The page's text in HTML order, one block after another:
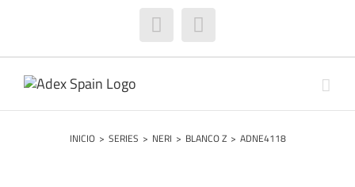
Facebook
INICIO > SERIES > NERI > BLANCO Z > ADNE4118